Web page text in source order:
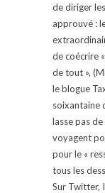
de diriger
approuvé :
de coécrire
de tout »,
le blogue
soixantaine
lasse pas
voyagent
pour le «
tous les
Sur Twitter,